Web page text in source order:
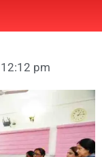
12:12 pm